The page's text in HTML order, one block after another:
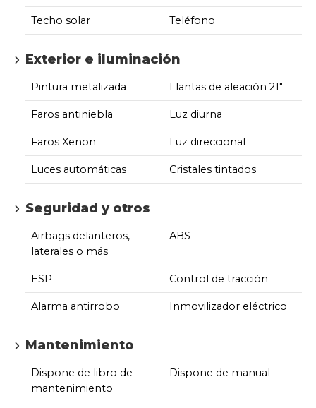
Techo solar Teléfono
Exterior e iluminación
Pintura metalizada Llantas de aleación 21"
Faros antiniebla Luz diurna
Faros Xenon Luz direccional
Luces automáticas Cristales tintados
Seguridad y otros
Airbags delanteros,
laterales o más
ABS
ESP Control de tracción
Alarma antirrobo Inmovilizador eléctrico
Mantenimiento
Dispone de libro de
mantenimiento
Dispone de manual